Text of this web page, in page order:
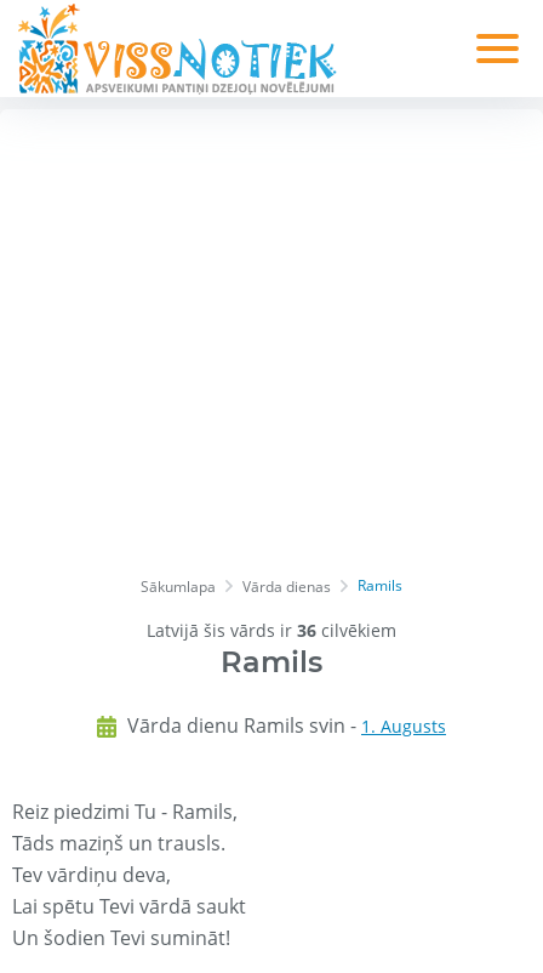
Sākumlapa Vārda dienas Ramils
Latvijā šis vārds ir 36 cilvēkiem
Ramils
Vārda dienu Ramils svin - 1. Augusts
Reiz piedzimi Tu - Ramils,
Tāds maziņš un trausls.
Tev vārdiņu deva,
Lai spētu Tevi vārdā saukt
Un šodien Tevi sumināt!